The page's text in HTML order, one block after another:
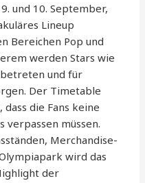
und 10. September,
Lineup
Bereichen Pop und
werden Stars wie
und für
Der Timetable
die Fans keine
müssen.
Merchandise-
wird das
der